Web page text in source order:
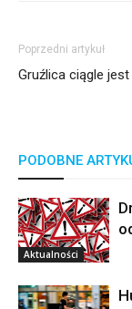
Poprzedni artykuł
Gruźlica ciągle
PODOBNE
Aktualności